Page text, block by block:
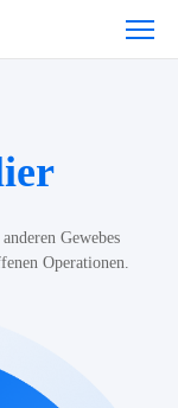
Gewebes
Operationen.